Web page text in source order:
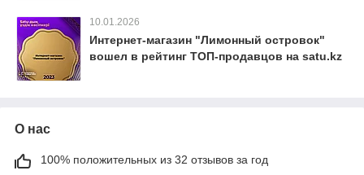
10.01.2026
Интернет-магазин "Лимонный островок"
вошел в рейтинг ТОП-продавцов на satu.kz
О нас
100% положительных из 32 отзывов за год